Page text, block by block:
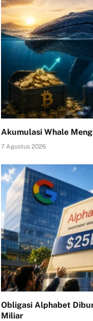
Akumulasi Whale
7 Agustus 2026
Obligasi Alphabet
Miliar